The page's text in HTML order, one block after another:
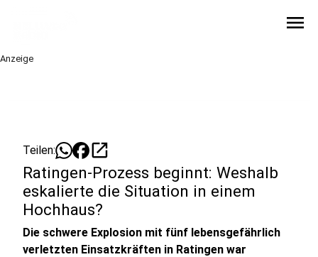
menu
Anzeige
Teilen: open_in_new
Ratingen-Prozess beginnt: Weshalb
eskalierte die Situation in einem
Hochhaus?
Die schwere Explosion mit fünf lebensgefährlich
verletzten Einsatzkräften in Ratingen war